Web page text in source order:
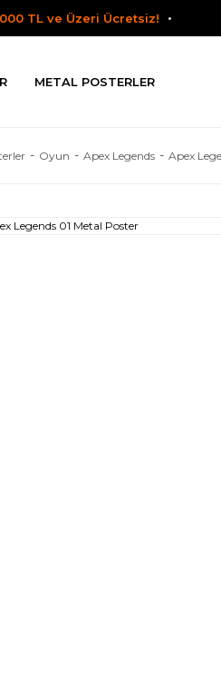
TL ve Üzeri Ücretsiz!
METAL POSTERLER
Oyun Apex Legends Apex